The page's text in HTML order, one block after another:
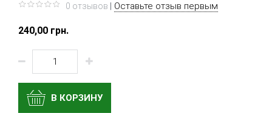
0 отзывов | Оставьте отзыв первым
240,00 грн.
В КОРЗИНУ